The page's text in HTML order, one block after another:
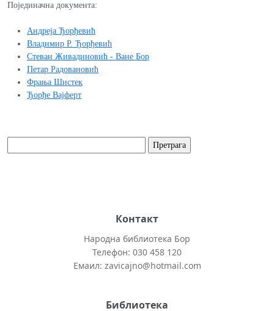
Појединачна документа:
Андреја Ђорђевић
Владимир Р. Ђорђевић
Стеван Живадиновић - Ване Бор
Петар Радовановић
Фрања Шистек
Ђорђе Вајферт
Контакт
Народна библиотека Бор
Телефон: 030 458 120
Емаил: zavicajno@hotmail.com
Библиотека